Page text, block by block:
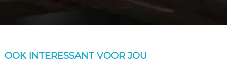
OOK INTERESSANT VOOR JOU